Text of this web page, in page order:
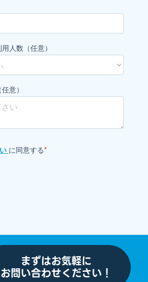
人数（任意）
意）
に同意する*
まずはお気軽に
お問い合わせください！